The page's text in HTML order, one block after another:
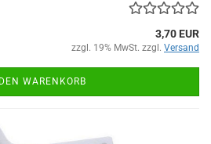
3,70 EUR
zzgl. 19% MwSt. zzgl. Versand
WARENKORB